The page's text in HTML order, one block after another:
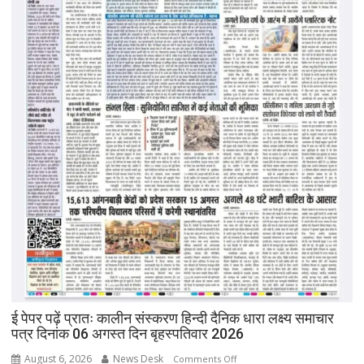
ई पेपर पढ़ें प्रातः कालीन संस्करण हिन्दी दैनिक धारा लक्ष्य समाचार
पत्र दिनांक 06 अगस्त दिन बृहस्पतिवार 2026
August 6, 2026 News Desk Comments Offon